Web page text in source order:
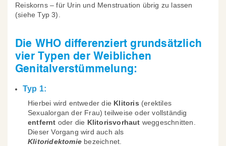
Reiskorns – für Urin und Menstruation übrig zu lassen
(siehe Typ 3).
Die WHO differenziert grundsätzlich
vier Typen der Weiblichen
Genitalverstümmelung:
Typ 1:
Hierbei wird entweder die Klitoris (erektiles
Sexualorgan der Frau) teilweise oder vollständig
entfernt oder die Klitorisvorhaut weggeschnitten.
Dieser Vorgang wird auch als
Klitoridektomie bezeichnet.